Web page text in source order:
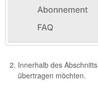
Innerhalb des Abschnitts
übertragen möchten.